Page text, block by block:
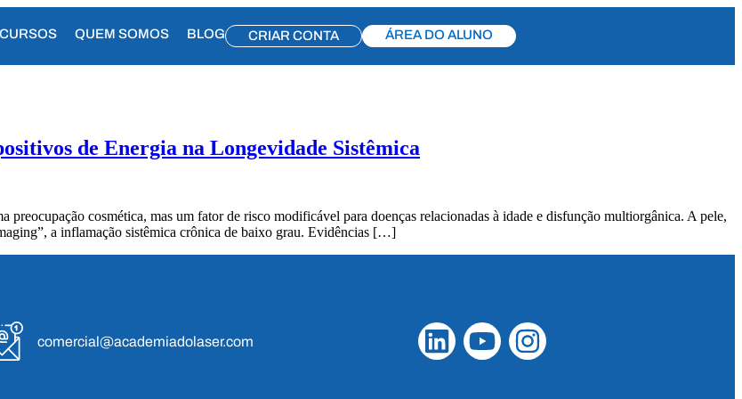
CURSOS QUEM SOMOS BLOG CRIAR CONTA ÁREA DO ALUNO
de Energia na Longevidade Sistêmica
preocupação cosmética, mas um fator de risco modificável para doenças relacionadas à idade e disfunção multiorgânica. A pele,
a inflamação sistêmica crônica de baixo grau. Evidências […]
comercial@academiadolaser.com